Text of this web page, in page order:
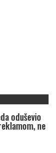
oduševio
ne